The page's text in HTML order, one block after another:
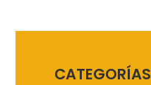
CATEGORÍAS